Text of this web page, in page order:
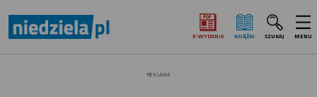
E‑WYDANIE KSIĄŻKI SZUKAJ MENU
REKLAMA